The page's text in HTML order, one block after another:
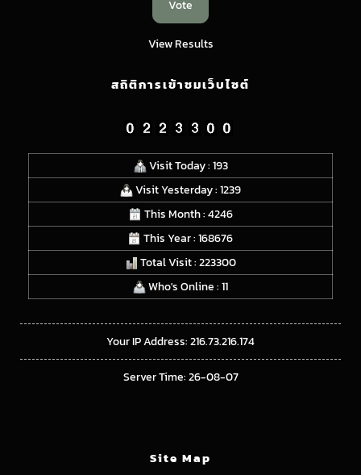
View Results
สถิติการเข้าชมเว็บไซต์
Visit Today : 193
Visit Yesterday : 1239
This Month : 4246
This Year : 168676
Total Visit : 223300
Who's Online : 11
Your IP Address: 216.73.216.174
Server Time: 26-08-07
Site Map